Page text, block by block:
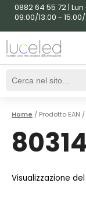
0882 64 55 72 |
09:00/13:00 - 15:00/
Home / Prodotto EAN
Visualizzazione